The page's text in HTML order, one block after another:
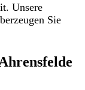
Unsere
Sie